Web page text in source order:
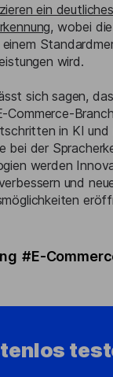
ein
, wobei die
wird.
sich sagen,
Commerce-
in KI und
bei der
werden
und
#E-